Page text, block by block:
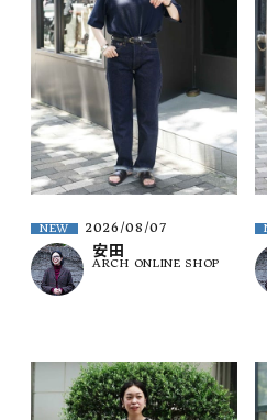
特定商取引法について
お問い合わせ
OFFICIAL WEB SITE
ACCOUNT MENU
ようこそ ゲスト 様
meeting_room ログイン 会員
NEW 2026/08/07
安田
ARCH ONLINE SHOP